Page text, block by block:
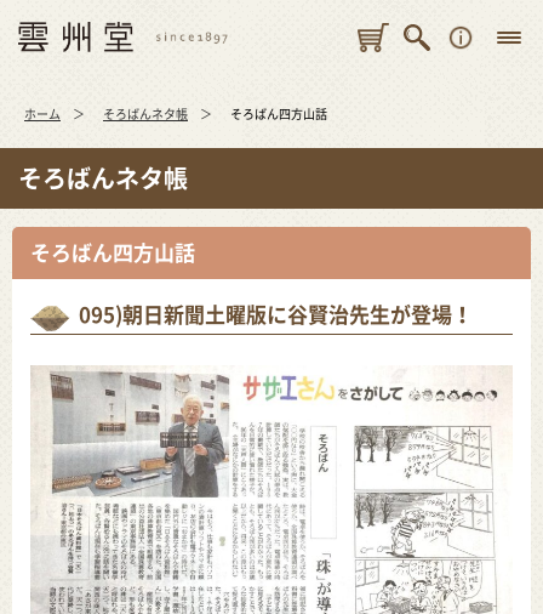
ホーム そろばんネタ帳 そろばん四方山話
そろばんネタ帳
そろばん四方山話
095)朝日新聞土曜版に谷賢治先生が登場！